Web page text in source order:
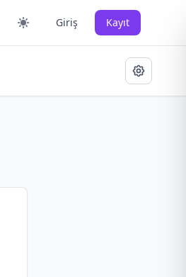
Giriş Kayıt